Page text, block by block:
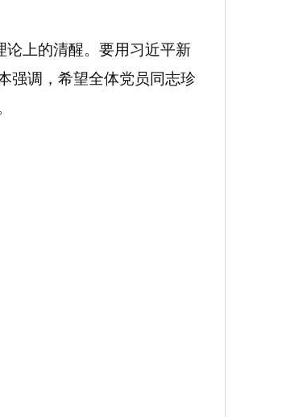
论上的清醒。要用习近平新
强调，希望全体党员同志珍